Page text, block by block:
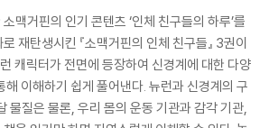
맥거핀의 인기 콘텐츠 ‘인체 친구들의 하루’를
재탄생시킨 『소맥거핀의 인체 친구들』 3권이
캐릭터가 전면에 등장하여 신경계에 대한 다양
해 이해하기 쉽게 풀어낸다. 뉴런과 신경계의 구
물질은 물론, 우리 몸의 운동 기관과 감각 기관,